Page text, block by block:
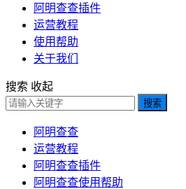
阿明查查插件
运营教程
使用帮助
关于我们
搜索 收起
搜索
阿明查查
运营教程
阿明查查插件
阿明查查使用帮助